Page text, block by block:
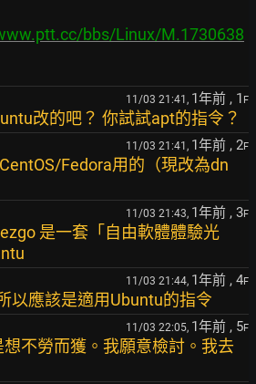
bbs/Linux/M.1730638
11/03 21:41, 1年前 , 1 F
改的吧？ 你試試apt的指令？
11/03 21:41, 1年前 , 2F
Fedora用的（現改為dn
11/03 21:43, 1年前 , 3F
是一套「自由軟體體驗光
11/03 21:44, 1年前 , 4F
以應該是適用Ubuntu的指令
11/03 22:05, 1年前 , 5F
不勞而獲。我願意檢討。我去